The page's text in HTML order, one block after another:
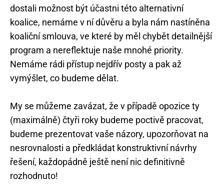
dostali možnost být účastni této alternativní
koalice, nemáme v ní důvěru a byla nám nastíněna
koaliční smlouva, ve které by měl chybět detailnější
program a nereflektuje naše mnohé priority.
Nemáme rádi přístup nejdřív posty a pak až
vymýšlet, co budeme dělat.
My se můžeme zavázat, že v případě opozice ty
(maximálně) čtyři roky budeme poctivě pracovat,
budeme prezentovat vaše názory, upozorňovat na
nesrovnalosti a předkládat konstruktivní návrhy
řešení, každopádně ještě není nic definitivně
rozhodnuto!